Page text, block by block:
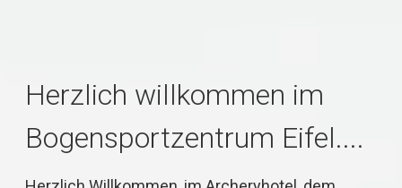
Herzlich willkommen im
Bogensportzentrum Eifel....